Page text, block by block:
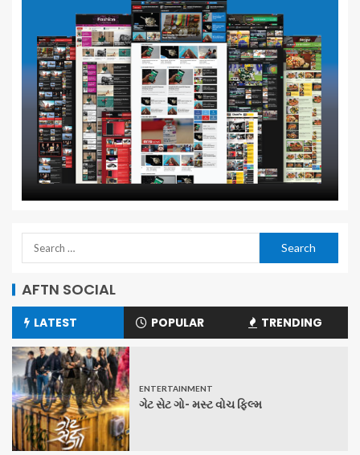
AFTN SOCIAL
LATEST POPULAR TRENDING
ENTERTAINMENT
ગેટ સેટ ગો- મસ્ટ વોચ ફિલ્મ